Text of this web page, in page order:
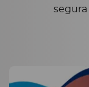
segura